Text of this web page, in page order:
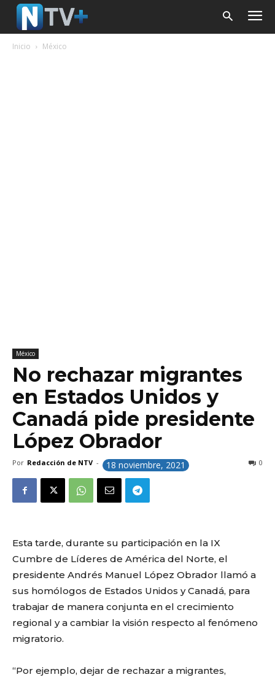
Inicio México
México
No rechazar migrantes
en Estados Unidos y
Canadá pide presidente
López Obrador
Por Redacción de NTV - 18 noviembre, 2021 0
Esta tarde, durante su participación en la IX
Cumbre de Líderes de América del Norte, el
presidente Andrés Manuel López Obrador llamó a
sus homólogos de Estados Unidos y Canadá, para
trabajar de manera conjunta en el crecimiento
regional y a cambiar la visión respecto al fenómeno
migratorio.
“Por ejemplo, dejar de rechazar a migrantes,